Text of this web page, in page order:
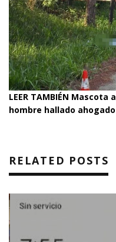
LEER TAMBIÉN Mascota
hombre hallado
RELATED POSTS